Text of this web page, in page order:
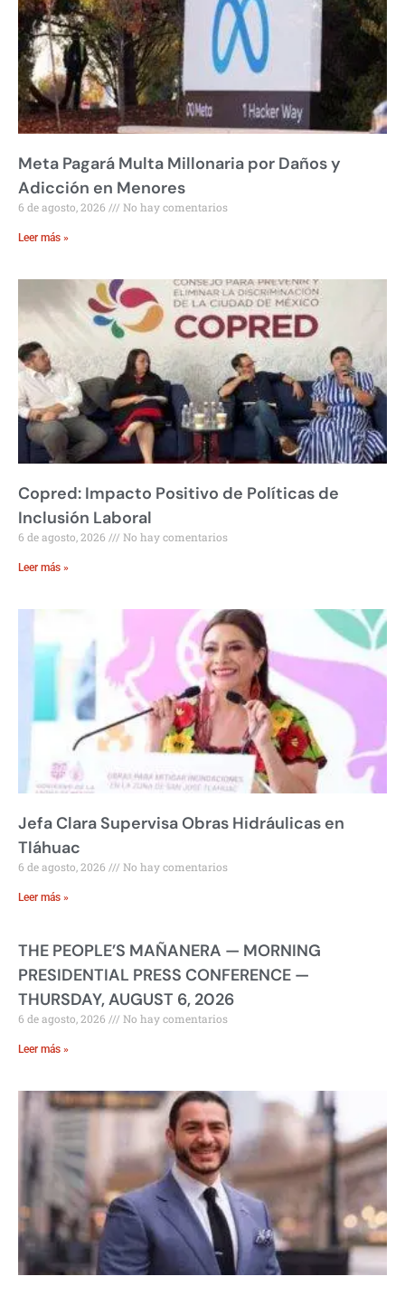
Meta Pagará Multa Millonaria por Daños y
Adicción en Menores
6 de agosto, 2026 No hay comentarios
Leer más »
Copred: Impacto Positivo de Políticas de
Inclusión Laboral
6 de agosto, 2026 No hay comentarios
Leer más »
Jefa Clara Supervisa Obras Hidráulicas en
Tláhuac
6 de agosto, 2026 No hay comentarios
Leer más »
THE PEOPLE’S MAÑANERA — MORNING
PRESIDENTIAL PRESS CONFERENCE —
THURSDAY, AUGUST 6, 2026
6 de agosto, 2026 No hay comentarios
Leer más »